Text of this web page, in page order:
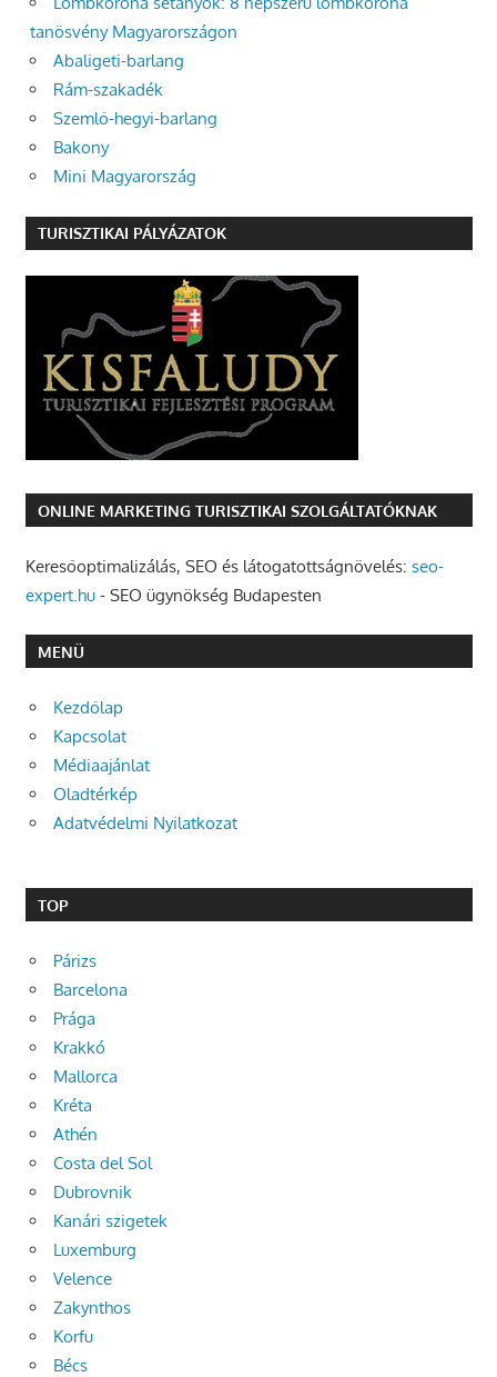
tanösvény Magyarországon
Abaligeti-barlang
Rám-szakadék
Szemlő-hegyi-barlang
Bakony
Mini Magyarország
TURISZTIKAI PÁLYÁZATOK
ONLINE MARKETING TURISZTIKAI SZOLGÁLTATÓKNAK
Keresőoptimalizálás, SEO és látogatottságnövelés: seo-
expert.hu- SEO ügynökség Budapesten
MENÜ
Kezdőlap
Kapcsolat
Médiaajánlat
Oladtérkép
Adatvédelmi Nyilatkozat
TOP
Párizs
Barcelona
Prága
Krakkó
Mallorca
Kréta
Athén
Costa del Sol
Dubrovnik
Kanári szigetek
Luxemburg
Velence
Zakynthos
Korfu
Bécs